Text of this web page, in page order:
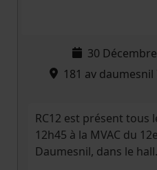
30
181 av daumesnil
RC12 est présent tous
12h45 à la MVAC du
Daumesnil, dans le hall.